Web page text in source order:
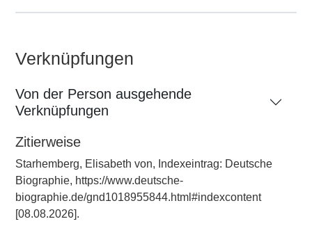
Verknüpfungen
Von der Person ausgehende
Verknüpfungen
Zitierweise
Starhemberg, Elisabeth von, Indexeintrag: Deutsche
Biographie, https://www.deutsche-
biographie.de/gnd1018955844.html#indexcontent
[08.08.2026].